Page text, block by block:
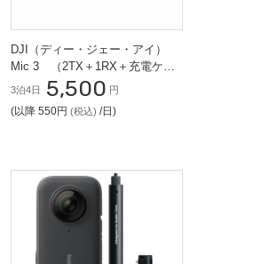
DJI（ディー・ジェー・アイ）
Mic 3 （2TX＋1RX＋充電ケー
ス）
3泊4日 5,500 円
(以降 550円 (税込) /日)